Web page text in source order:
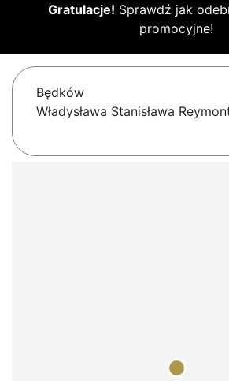
Gratulacje! Sprawdź jak
promocyjne!
Będków
Władysława Stanisława